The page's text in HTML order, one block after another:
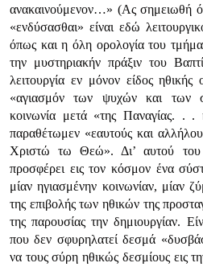
ανακαινούμενον…» (Ας σημειωθή
«ενδύσασθαι» είναι εδώ
όπως και η όλη ορολογία του
την μυστηριακήν πράξιν του
λειτουργία εν μόνον είδος ηθικής
«αγιασμόν των ψυχών και
κοινωνία μετά «της Παναγίας. .
παραθέτωμεν «εαυτούς και
Χριστώ τω Θεώ». Δι’ αυτού του
προσφέρει εις τον κόσμον ένα
μίαν ηγιασμένην κοινωνίαν, μίαν
της επιβολής των ηθικών της
της παρουσίας την δημιουργίαν.
που δεν σφυρηλατεί δεσμά
να τους σύρη ηθικώς δεσμίους εις